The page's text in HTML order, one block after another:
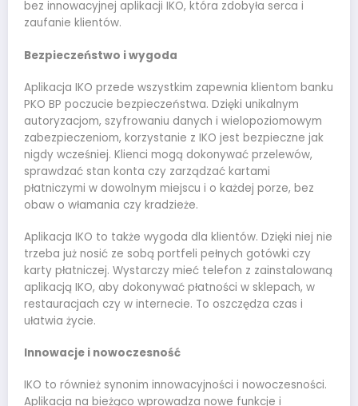
bez innowacyjnej aplikacji IKO, która zdobyła serca i
zaufanie klientów.
Bezpieczeństwo i wygoda
Aplikacja IKO przede wszystkim zapewnia klientom banku
PKO BP poczucie bezpieczeństwa. Dzięki unikalnym
autoryzacjom, szyfrowaniu danych i wielopoziomowym
zabezpieczeniom, korzystanie z IKO jest bezpieczne jak
nigdy wcześniej. Klienci mogą dokonywać przelewów,
sprawdzać stan konta czy zarządzać kartami
płatniczymi w dowolnym miejscu i o każdej porze, bez
obaw o włamania czy kradzieże.
Aplikacja IKO to także wygoda dla klientów. Dzięki niej nie
trzeba już nosić ze sobą portfeli pełnych gotówki czy
karty płatniczej. Wystarczy mieć telefon z zainstalowaną
aplikacją IKO, aby dokonywać płatności w sklepach, w
restauracjach czy w internecie. To oszczędza czas i
ułatwia życie.
Innowacje i nowoczesność
IKO to również synonim innowacyjności i nowoczesności.
Aplikacja na bieżąco wprowadza nowe funkcje i